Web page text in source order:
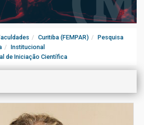
Curitiba (FEMPAR)
Pesquisa
Institucional
de Iniciação Científica